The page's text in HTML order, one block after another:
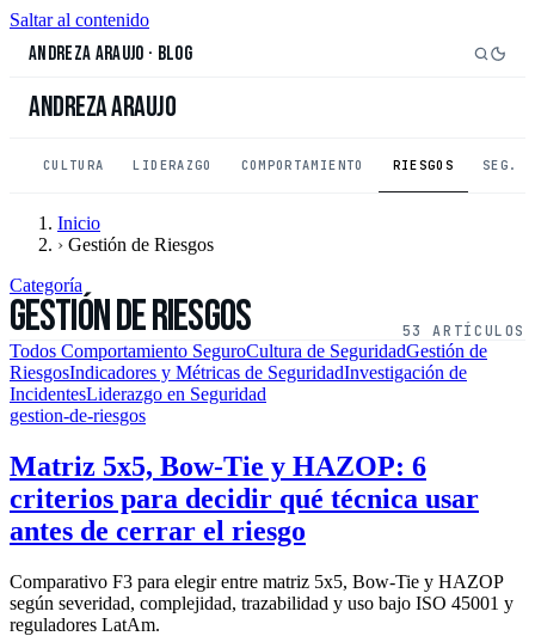
Saltar al contenido
Andreza Araujo · Blog
Andreza Araujo
CULTURA LIDERAZGO COMPORTAMIENTO RIESGOS SEG.
Inicio
› Gestión de Riesgos
Categoría
Gestión de Riesgos 53 ARTÍCULOS
Todos Comportamiento SeguroCultura de SeguridadGestión de
RiesgosIndicadores y Métricas de SeguridadInvestigación de
IncidentesLiderazgo en Seguridad
gestion-de-riesgos
Matriz 5x5, Bow-Tie y HAZOP: 6
criterios para decidir qué técnica usar
antes de cerrar el riesgo
Comparativo F3 para elegir entre matriz 5x5, Bow-Tie y HAZOP
según severidad, complejidad, trazabilidad y uso bajo ISO 45001 y
reguladores LatAm.